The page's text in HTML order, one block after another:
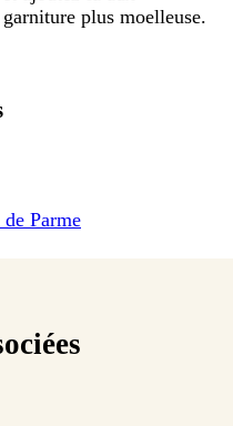
plus moelleuse.
Parme